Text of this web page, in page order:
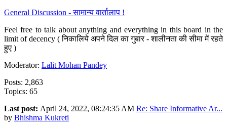
General Discussion - सामान्य वार्तालाप !
Feel free to talk about anything and everything in this board in the
limit of decency ( निकालिये अपने दिल का गुबार - शालीनता की सीमा में रहते
हुए )
Moderator: Lalit Mohan Pandey
Posts: 2,863
Topics: 65
Last post: April 24, 2022, 08:24:35 AM Re: Share Informative Ar...
by Bhishma Kukreti